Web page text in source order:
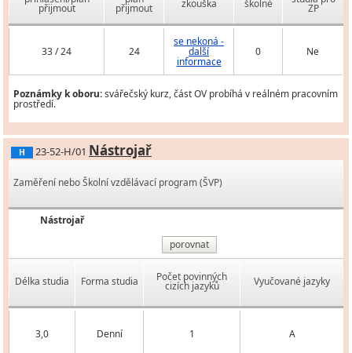
přijmout přijmout zkouška školné ZP
33 / 24 24
se nekoná -
další
informace
0 Ne
Poznámky k oboru:svářečský kurz, část OV probíhá v reálném pracovním
prostředí.
H 23-52-H/01 Nástrojař
Zaměření nebo Školní vzdělávací program (ŠVP)
Nástrojař
porovnat
Délka studia Forma studia Počet povinných
cizích jazyků Vyučované jazyky
3,0 Denní 1 A